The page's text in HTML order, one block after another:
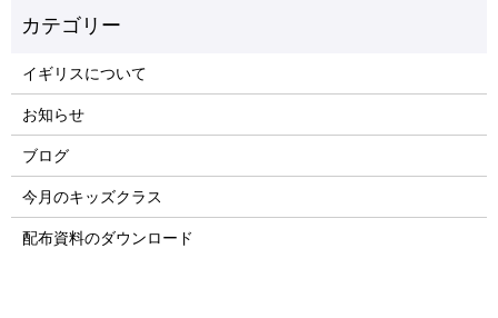
イギリスについて
お知らせ
ブログ
今月のキッズクラス
配布資料のダウンロード